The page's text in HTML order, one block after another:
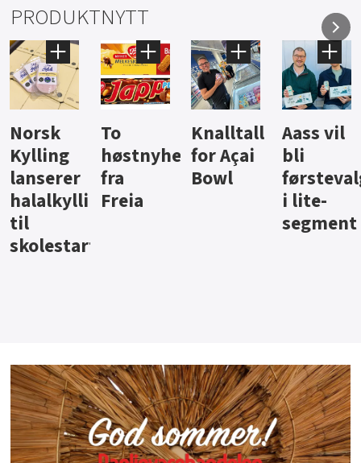
PRODUKTNYTT
Knalltall
for Açai
Bowl
Aass vil
bli
førstevalg
i lite-
Brus og
jus fra
Berentsen
Hard
iste fra
Hansa